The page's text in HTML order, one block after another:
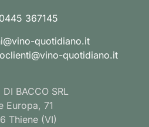
0445 367145
quotidiano.it
quotidiano.it
DI BACCO SRL
Europa, 71
Thiene (VI)